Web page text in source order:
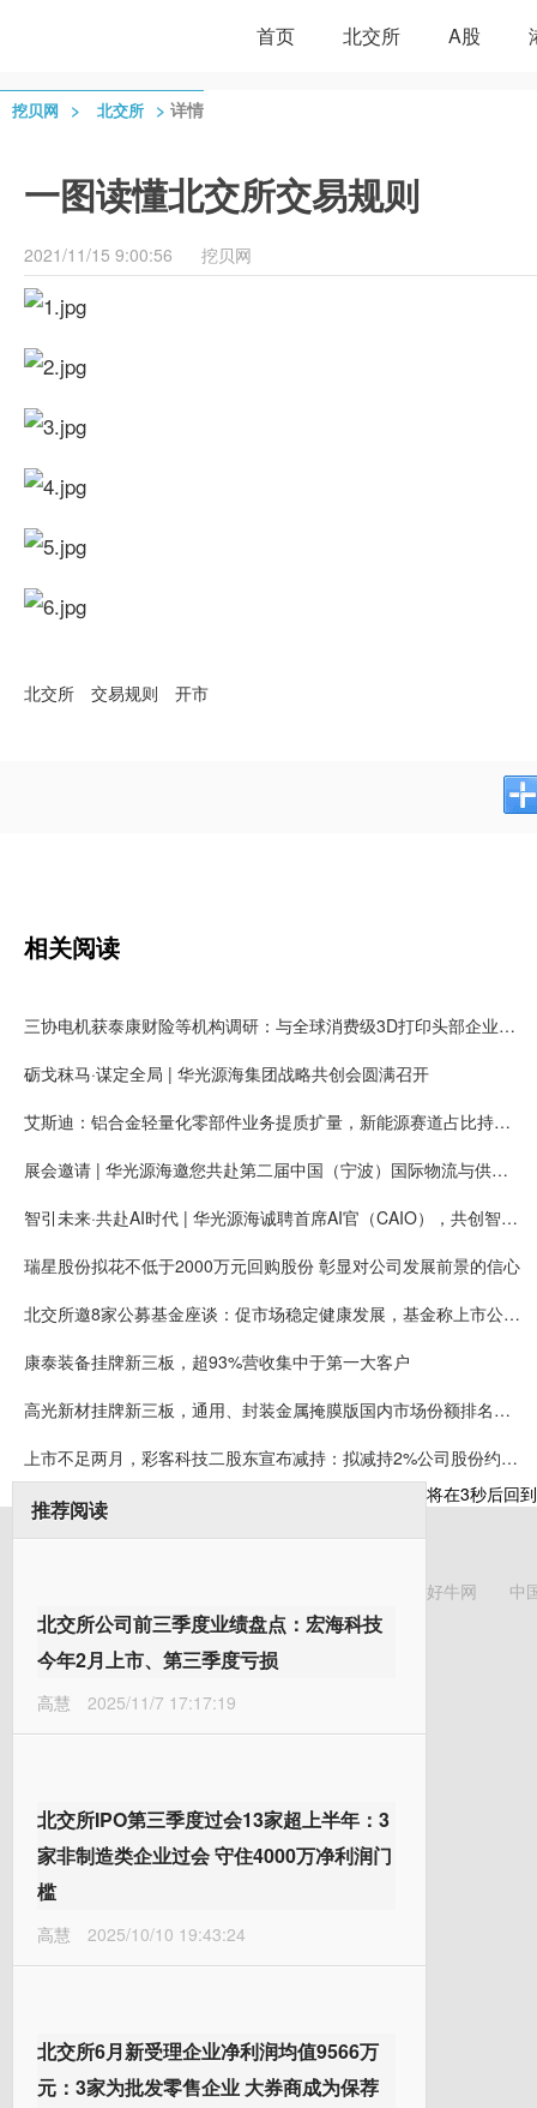
首页 北交所 A股
挖贝网 > 北交所 > 详情
一图读懂北交所交易规则
2021/11/15 9:00:56 挖贝网
北交所 交易规则 开市
相关阅读
三协电机获泰康财险等机构调研：与全球消费级3D打印头部企业拓竹长期合作，有望获得大量新增客户需求
砺戈秣马·谋定全局 | 华光源海集团战略共创会圆满召开
艾斯迪：铝合金轻量化零部件业务提质扩量，新能源赛道占比持续提高
展会邀请 | 华光源海邀您共赴第二届中国（宁波）国际物流与供应链博览会，展位号：T01
智引未来·共赴AI时代 | 华光源海诚聘首席AI官（CAIO），共创智慧物流新未来！
瑞星股份拟花不低于2000万元回购股份 彰显对公司发展前景的信心
北交所邀8家公募基金座谈：促市场稳定健康发展，基金称上市公司质量持续提升
康泰装备挂牌新三板，超93%营收集中于第一大客户
高光新材挂牌新三板，通用、封装金属掩膜版国内市场份额排名第一
上市不足两月，彩客科技二股东宣布减持：拟减持2%公司股份约可套现5008万元
推荐阅读
北交所公司前三季度业绩盘点：宏海科技
今年2月上市、第三季度亏损
高慧 2025/11/7 17:17:19
北交所IPO第三季度过会13家超上半年：3
家非制造类企业过会 守住4000万净利润门
槛
高慧 2025/10/10 19:43:24
北交所6月新受理企业净利润均值9566万
元：3家为批发零售企业 大券商成为保荐
将在3秒后回
好牛网 中